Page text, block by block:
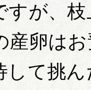
すが、
産卵は
して挑